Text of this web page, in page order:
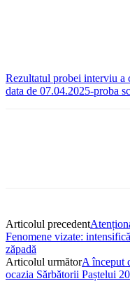
Rezultatul probei interviu a
data de 07.04.2025-proba
Articolul precedent
Fenomene vizate:
zăpadă
Articolul următorA început
ocazia Sărbătorii Paștelui